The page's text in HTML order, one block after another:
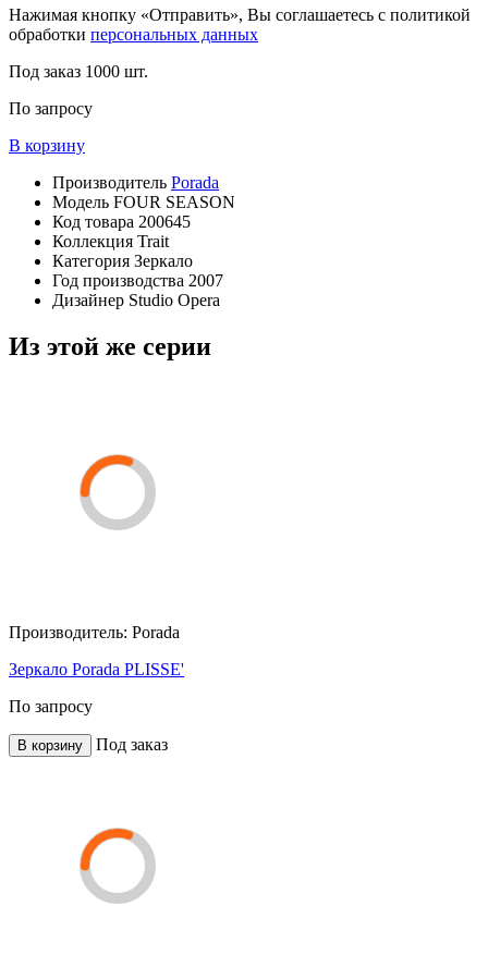
Нажимая кнопку «Отправить», Вы соглашаетесь с политикой
обработки персональных данных
Под заказ 1000 шт.
По запросу
В корзину
Производитель Porada
Модель FOUR SEASON
Код товара 200645
Коллекция Trait
Категория Зеркало
Год производства 2007
Дизайнер Studio Opera
Из этой же серии
Производитель: Porada
Зеркало Porada PLISSE'
По запросу
В корзину Под заказ